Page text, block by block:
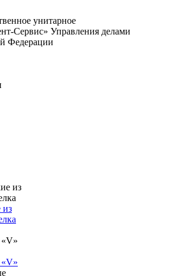
унитарное
Сервис» Управления делами
Федерации
из